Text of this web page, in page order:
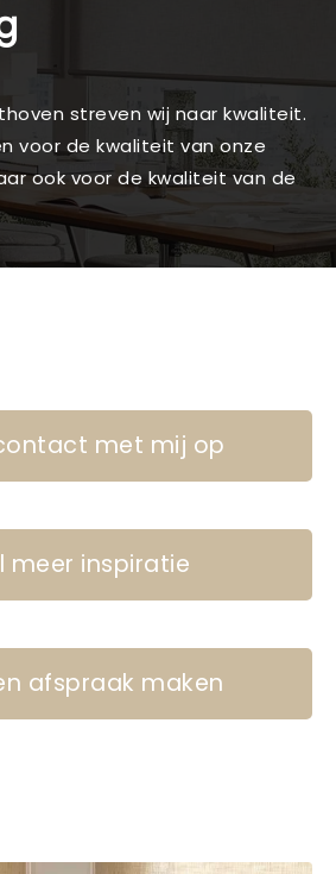
streven wij naar kwaliteit.
voor de kwaliteit van onze
ook voor de kwaliteit van de
met mij op
meer inspiratie
afspraak maken